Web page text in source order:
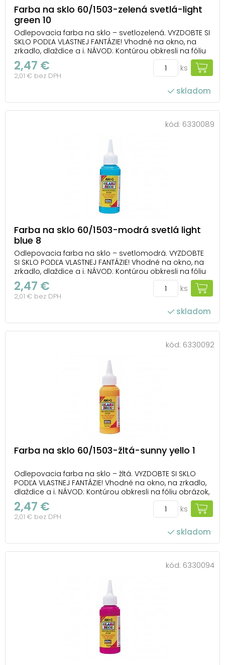
Farba na sklo 60/1503-zelená svetlá-light
green 10
Odlepovacia farba na sklo – svetlozelená. VYZDOBTE SI
SKLO PODĽA VLASTNEJ FANTÁZIE! Vhodné na okno, na
zrkadlo, dlaždice a i. NÁVOD: Kontúrou obkresli na fóliu
obrázok, nechaj ho 1-2 hodiny zaschnúť. Vyfarbi a po
24 hodinách ho opatrne odlep z fólie a umiestni ho na
zvolený povrch. Farba je...
2,47 €
2,01 € bez DPH
ks
skladom
kód: 6330089
Farba na sklo 60/1503-modrá svetlá light
blue 8
Odlepovacia farba na sklo – svetlomodrá. VYZDOBTE
SI SKLO PODĽA VLASTNEJ FANTÁZIE! Vhodné na okno, na
zrkadlo, dlaždice a i. NÁVOD: Kontúrou obkresli na fóliu
obrázok, nechaj ho 1-2 hodiny zaschnúť. Vyfarbi a po
24 hodinách ho opatrne odlep z fólie a umiestni ho na
zvolený povrch. Farba je ...
2,47 €
2,01 € bez DPH
ks
skladom
kód: 6330092
Farba na sklo 60/1503-žltá-sunny yello 1
Odlepovacia farba na sklo – žltá. VYZDOBTE SI SKLO
PODĽA VLASTNEJ FANTÁZIE! Vhodné na okno, na zrkadlo,
dlaždice a i. NÁVOD: Kontúrou obkresli na fóliu obrázok,
nechaj ho 1-2 hodiny zaschnúť. Vyfarbi a po 24
hodinách ho opatrne odlep z fólie a umiestni ho na
zvolený povrch. Farba je ľahko o...
2,47 €
2,01 € bez DPH
ks
skladom
kód: 6330094